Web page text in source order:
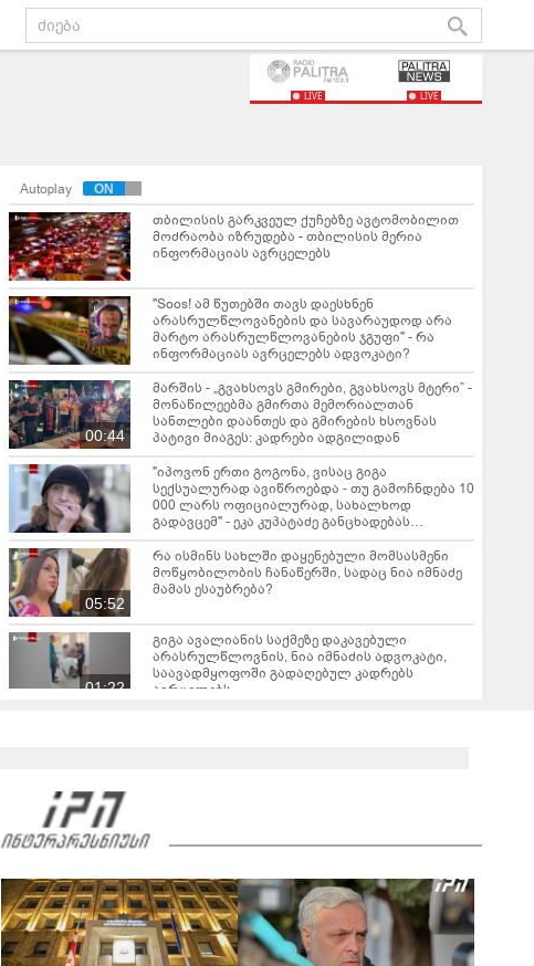
LIVE LIVE
Autoplay
თბილისის გარკვეულ ქუჩებზე ავტომობილით
მოძრაობა იზრუდება - თბილისის მერია
ინფორმაციას ავრცელებს
"Soos! ამ წუთებში თავს დაესხნენ
არასრულწლოვანების და სავარაუდოდ არა
მარტო არასრულწლოვანების ჯგუფი" - რა
ინფორმაციას ავრცელებს ადვოკატი?
00:44
მარშის - „გვახსოვს გმირები, გვახსოვს მტერი” -
მონაწილეებმა გმირთა მემორიალთან
სანთლები დაანთეს და გმირების ხსოვნას
პატივი მიაგეს: კადრები ადგილიდან
"იპოვონ ერთი გოგონა, ვისაც გიგა
სექსუალურად ავიწროებდა - თუ გამოჩნდება 10
000 ლარს ოფიციალურად, სახალხოდ
გადავცემ" - ეკა კუპატაძე განცხადებას
ავრცელებს
05:52
რა ისმინს სახლში დაყენებული მომსასმენი
მოწყობილობის ჩანაწერში, სადაც ნია იმნაძე
მამას ესაუბრება?
01:22
გიგა ავალიანის საქმეზე დაკავებული
არასრულწლოვნის, ნია იმნაძის ადვოკატი,
საავადმყოფოში გადაღებულ კადრებს
ავრცელებს
"მარშრუტკის" მძღოლს"
03:57
"ამ ვიდეოს ნახვის შემდეგ, როდესაც დავურეკე
გურამის დედას ცალსახად განაცხადა..." - რას
ამბობს ადვოკატი ტარიელ კაკაბაძე?